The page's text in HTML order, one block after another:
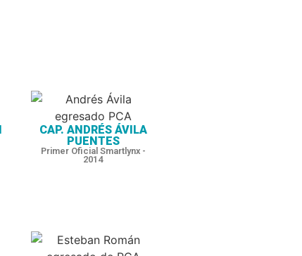
CAP. ANDRÉS ÁVILA
PUENTES
Primer Oficial Smartlynx -
2014